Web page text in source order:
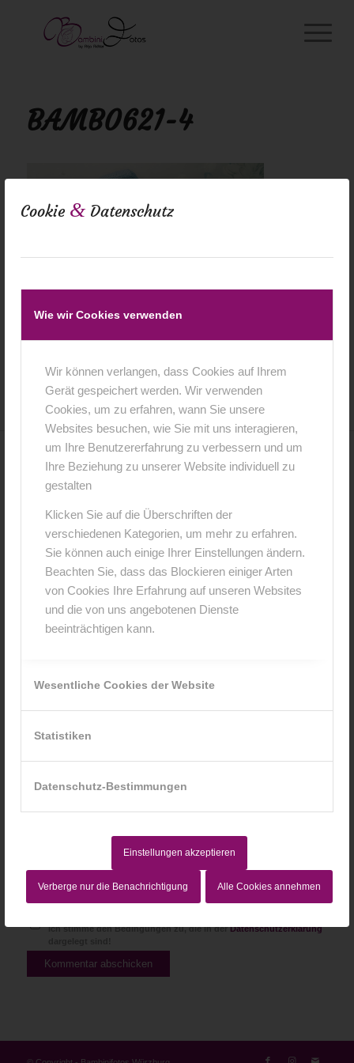
Cookie & Datenschutz
Wie wir Cookies verwenden
Wir können verlangen, dass Cookies auf Ihrem
Gerät gespeichert werden. Wir verwenden
Cookies, um zu erfahren, wann Sie unsere
Websites besuchen, wie Sie mit uns interagieren,
um Ihre Benutzererfahrung zu verbessern und um
Ihre Beziehung zu unserer Website individuell zu
gestalten
Klicken Sie auf die Überschriften der
verschiedenen Kategorien, um mehr zu erfahren.
Sie können auch einige Ihrer Einstellungen ändern.
Beachten Sie, dass das Blockieren einiger Arten
von Cookies Ihre Erfahrung auf unseren Websites
und die von uns angebotenen Dienste
beeinträchtigen kann.
Wesentliche Cookies der Website
Statistiken
Datenschutz-Bestimmungen
Einstellungen akzeptieren
Verberge nur die Benachrichtigung Alle Cookies annehmen
BAMB0621-4
4. Januar 2015 0 Kommentare / von anja
0
Hinterlasse einen Kommentar
Hinterlasse uns deinen Kommentar!
Name
Ich stimme den Bedingungen zu, die in derDatenschutzerklärung